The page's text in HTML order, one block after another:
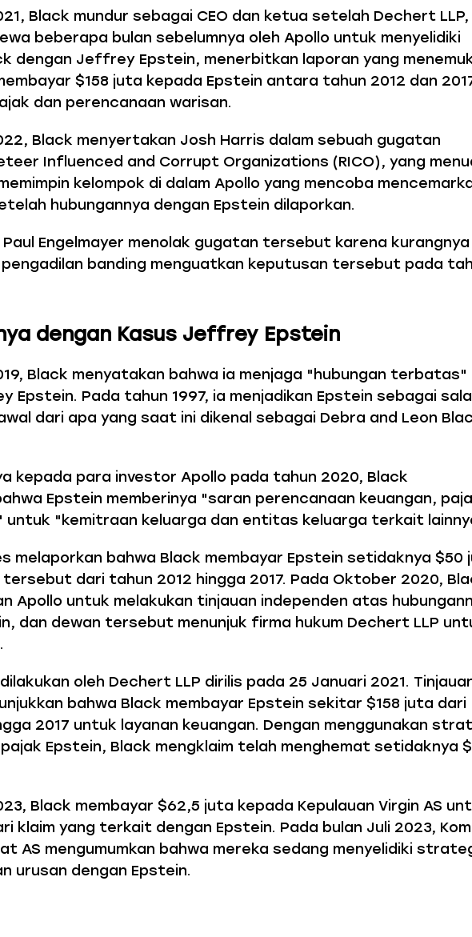
Black mundur sebagai CEO dan ketua setelah Dechert LLP,
beberapa bulan sebelumnya oleh Apollo untuk menyelidiki
dengan Jeffrey Epstein, menerbitkan laporan yang
$158 juta kepada Epstein antara tahun 2012 dan
dan perencanaan warisan.
Black menyertakan Josh Harris dalam sebuah gugatan
Influenced and Corrupt Organizations (RICO), yang
kelompok di dalam Apollo yang mencoba
hubungannya dengan Epstein dilaporkan.
Engelmayer menolak gugatan tersebut karena kurangnya
banding menguatkan keputusan tersebut pada
dengan Kasus Jeffrey Epstein
Black menyatakan bahwa ia menjaga "hubungan terbatas"
Epstein. Pada tahun 1997, ia menjadikan Epstein sebagai
dari apa yang saat ini dikenal sebagai Debra and Leon
kepada para investor Apollo pada tahun 2020, Black
Epstein memberinya "saran perencanaan keuangan,
"kemitraan keluarga dan entitas keluarga terkait
melaporkan bahwa Black membayar Epstein setidaknya $50
dari tahun 2012 hingga 2017. Pada Oktober 2020,
Apollo untuk melakukan tinjauan independen atas
dan dewan tersebut menunjuk firma hukum Dechert LLP
oleh Dechert LLP dirilis pada 25 Januari 2021.
bahwa Black membayar Epstein sekitar $158 juta dari
2017 untuk layanan keuangan. Dengan menggunakan
Epstein, Black mengklaim telah menghemat setidaknya
Black membayar $62,5 juta kepada Kepulauan Virgin AS
klaim yang terkait dengan Epstein. Pada bulan Juli 2023,
AS mengumumkan bahwa mereka sedang menyelidiki
urusan dengan Epstein.